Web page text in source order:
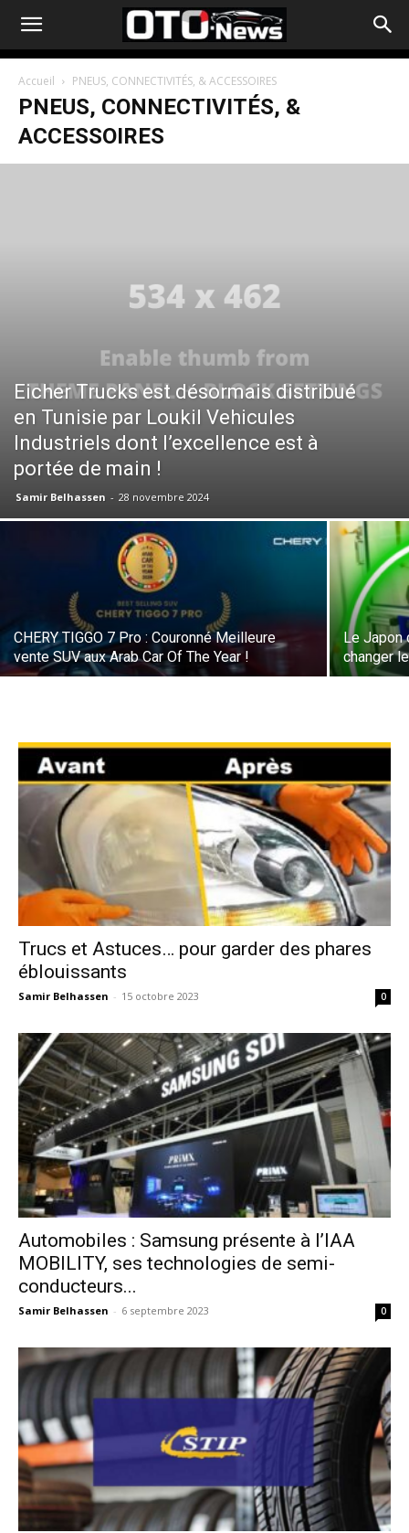
Accueil PNEUS, CONNECTIVITÉS, & ACCESSOIRES
PNEUS, CONNECTIVITÉS, &
ACCESSOIRES
Eicher Trucks est désormais distribué
en Tunisie par Loukil Vehicules
Industriels dont l’excellence est à
portée de main !
Samir Belhassen - 28 novembre 2024
CHERY TIGGO 7 Pro : Couronné Meilleure
vente SUV aux Arab Car Of The Year !
Le Japon
changer
Trucs et Astuces… pour garder des phares
éblouissants
Samir Belhassen - 15 octobre 2023 0
Automobiles : Samsung présente à l’IAA
MOBILITY, ses technologies de semi-
conducteurs...
Samir Belhassen - 6 septembre 2023 0